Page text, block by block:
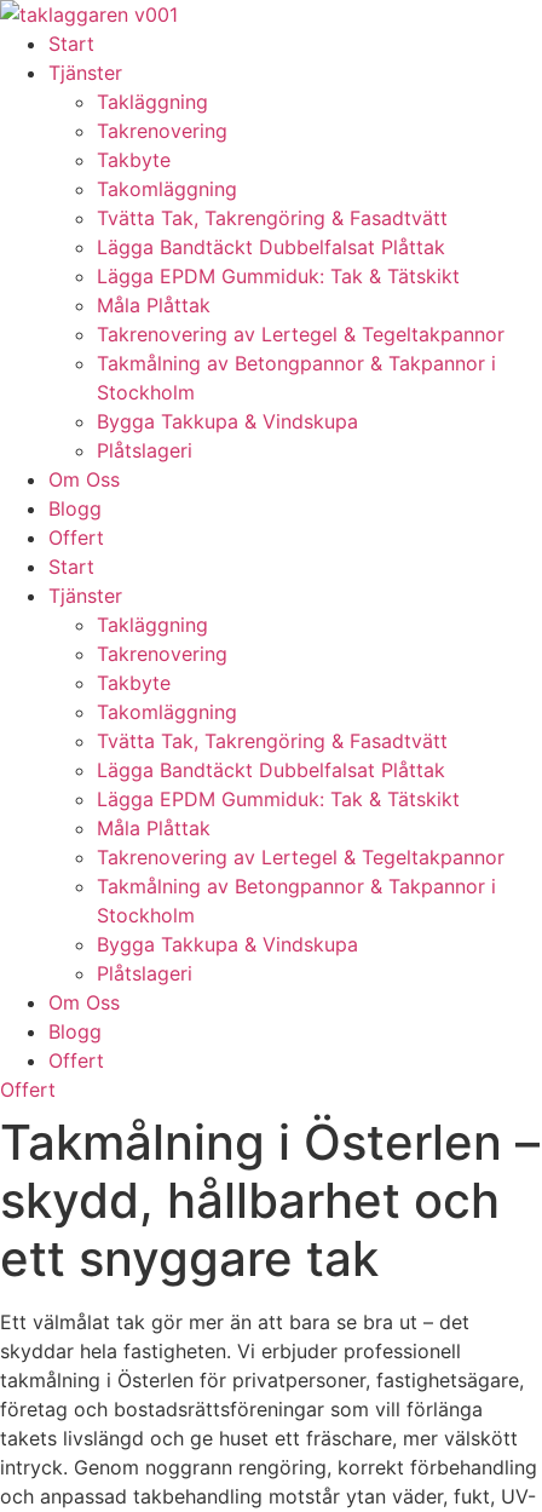
Skip
content
Start
Tjänster
Takläggning
Takrenovering
Takbyte
Takomläggning
Tvätta Tak, Takrengöring & Fasadtvätt
Lägga Bandtäckt Dubbelfalsat Plåttak
Lägga EPDM Gummiduk: Tak & Tätskikt
Måla Plåttak
Takrenovering av Lertegel & Tegeltakpannor
Takmålning av Betongpannor & Takpannor i
Stockholm
Bygga Takkupa & Vindskupa
Plåtslageri
Om Oss
Blogg
Offert
Start
Tjänster
Takläggning
Takrenovering
Takbyte
Takomläggning
Tvätta Tak, Takrengöring & Fasadtvätt
Lägga Bandtäckt Dubbelfalsat Plåttak
Lägga EPDM Gummiduk: Tak & Tätskikt
Måla Plåttak
Takrenovering av Lertegel & Tegeltakpannor
Takmålning av Betongpannor & Takpannor i
Stockholm
Bygga Takkupa & Vindskupa
Plåtslageri
Om Oss
Blogg
Offert
Offert
Takmålning i Österlen –
skydd, hållbarhet och
ett snyggare tak
Ett välmålat tak gör mer än att bara se bra ut – det
skyddar hela fastigheten. Vi erbjuder professionell
takmålning i Österlen för privatpersoner, fastighetsägare,
företag och bostadsrättsföreningar som vill förlänga
takets livslängd och ge huset ett fräschare, mer välskött
intryck. Genom noggrann rengöring, korrekt förbehandling
och anpassad takbehandling motstår ytan väder, fukt, UV-